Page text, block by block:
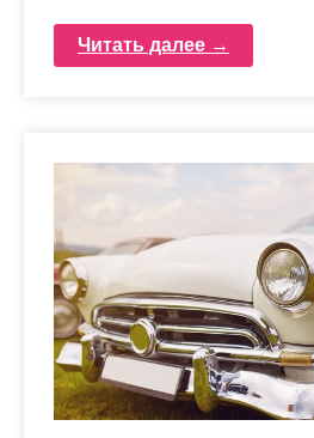
Читать далее →